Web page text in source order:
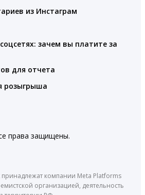
из Инстаграм
зачем вы платите за
для отчета
розыгрыша
права защищены.
компании Meta Platforms
организацией, деятельность